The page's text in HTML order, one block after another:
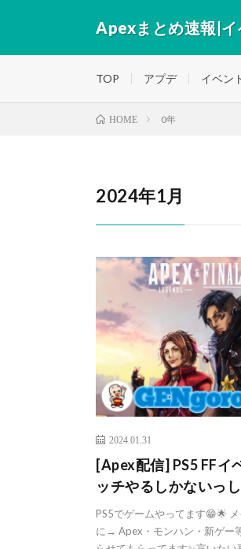
Apexまとめ速報|イ
TOP アプデ イベン
HOME 0年
2024年1月
2024.01.31
[Apex配信] PS5 FFイ
ッチやるしかないっ
PS5でゲームやってます😁🌟
に→ Apex・モンハン・新ゲ